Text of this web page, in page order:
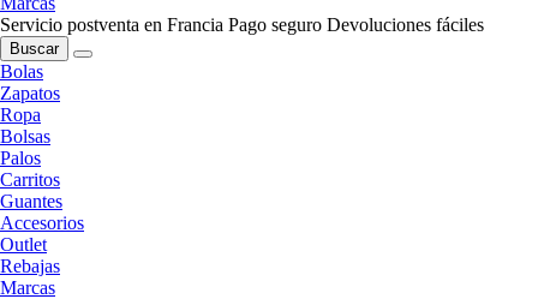
Servicio postventa en Francia Pago seguro Devoluciones fáciles
Buscar
Bolas
Zapatos
Ropa
Bolsas
Palos
Carritos
Guantes
Accesorios
Outlet
Rebajas
Marcas